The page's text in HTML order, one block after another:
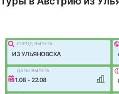
ГОРОД ВЫЛEТА
ИЗ УЛЬЯНОВСКА
ДАТЫ ВЫЛЕТА
11.08 - 22.08